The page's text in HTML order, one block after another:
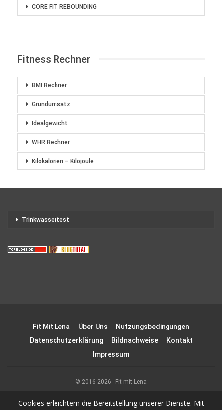
CORE FIT REBOUNDING
Fitness Rechner
BMI Rechner
Grundumsatz
Idealgewicht
WHR Rechner
Kilokalorien – Kilojoule
Trinkwassertest
Fit Mit Lena Über Uns
Nutzungsbedingungen
Datenschutzerklärung
Bildnachweise
Kontakt
Impressum
© 2016-2026 - Fit mit Lena
Cookies erleichtern die Bereitstellung unserer Dienste. Mit